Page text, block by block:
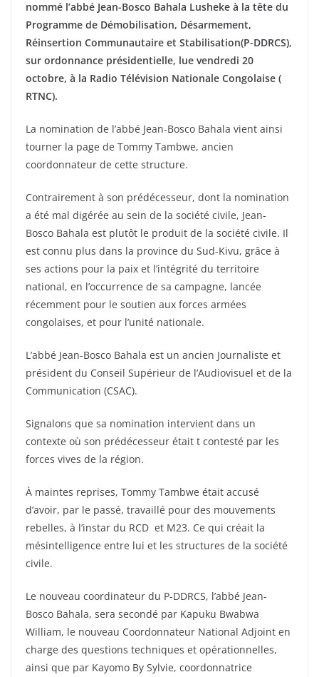
nommé l’abbé Jean-Bosco Bahala Lusheke à la tête du
Programme de Démobilisation, Désarmement,
Réinsertion Communautaire et Stabilisation(P-DDRCS),
sur ordonnance présidentielle, lue vendredi 20
octobre, à la Radio Télévision Nationale Congolaise (
RTNC).
La nomination de l’abbé Jean-Bosco Bahala vient ainsi
tourner la page de Tommy Tambwe, ancien
coordonnateur de cette structure.
Contrairement à son prédécesseur, dont la nomination
a été mal digérée au sein de la société civile, Jean-
Bosco Bahala est plutôt le produit de la société civile. Il
est connu plus dans la province du Sud-Kivu, grâce à
ses actions pour la paix et l’intégrité du territoire
national, en l’occurrence de sa campagne, lancée
récemment pour le soutien aux forces armées
congolaises, et pour l’unité nationale.
L’abbé Jean-Bosco Bahala est un ancien Journaliste et
président du Conseil Supérieur de l’Audiovisuel et de la
Communication (CSAC).
Signalons que sa nomination intervient dans un
contexte où son prédécesseur était t contesté par les
forces vives de la région.
À maintes reprises, Tommy Tambwe était accusé
d’avoir, par le passé, travaillé pour des mouvements
rebelles, à l’instar du RCD et M23. Ce qui créait la
mésintelligence entre lui et les structures de la société
civile.
Le nouveau coordinateur du P-DDRCS, l’abbé Jean-
Bosco Bahala, sera secondé par Kapuku Bwabwa
William, le nouveau Coordonnateur National Adjoint en
charge des questions techniques et opérationnelles,
ainsi que par Kayomo By Sylvie, coordonnatrice